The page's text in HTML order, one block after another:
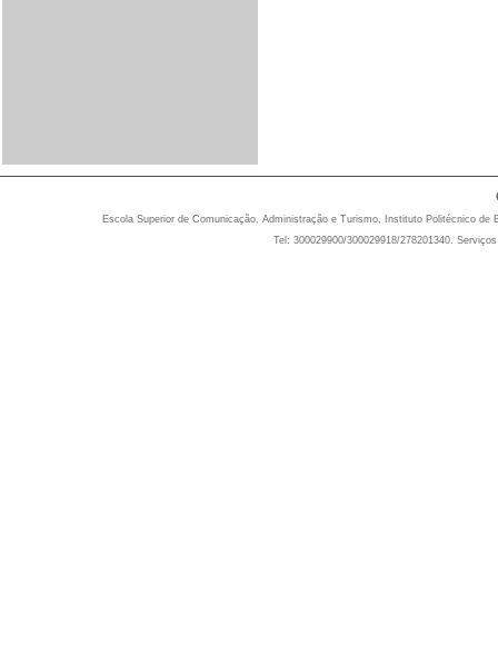
Escola Superior de Comunicação, Administração e Turismo, Instituto Politécnico
Tel: 300029900/300029918/278201340.